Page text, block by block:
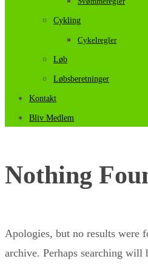
Cykling
Cykelregler
Løb
Løbsberetninger
Kontakt
Bliv Medlem
Nothing
Apologies, but no results were
archive. Perhaps searching will